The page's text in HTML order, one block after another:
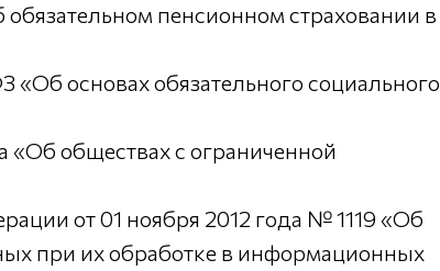
пенсионном страховании в
основах обязательного социального
обществах с ограниченной
от 01 ноября 2012 года № 1119 «Об
при их обработке в информационных